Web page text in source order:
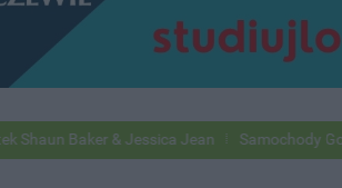
Baker & Jessica Jean Samochody Google